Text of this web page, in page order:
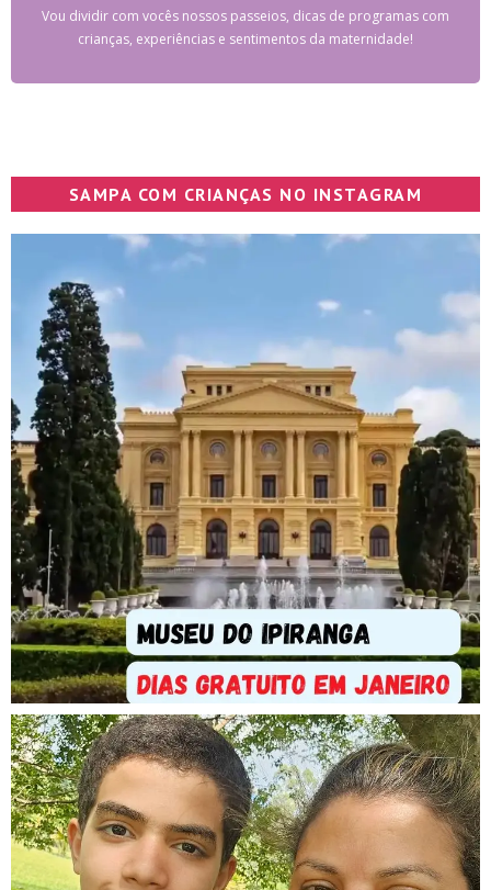
Vou dividir com vocês nossos passeios, dicas de programas com
crianças, experiências e sentimentos da maternidade!
SAMPA COM CRIANÇAS NO INSTAGRAM